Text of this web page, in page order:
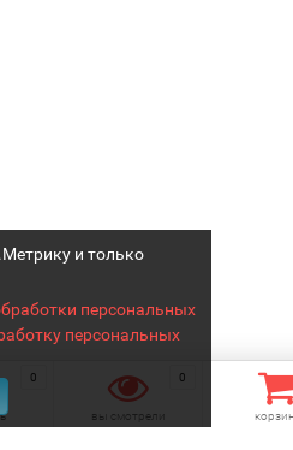
и только
персональных
персональных
0 0
вы смотрели